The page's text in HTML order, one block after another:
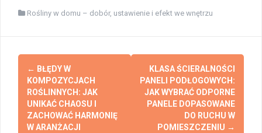
Rośliny w domu – dobór, ustawienie i efekt we wnętrzu
Post
navigation
← BŁĘDY W
KOMPOZYCJACH
ROŚLINNYCH: JAK
UNIKAĆ CHAOSU I
ZACHOWAĆ HARMONIĘ
W ARANŻACJI
KLASA ŚCIERALNOŚCI
PANELI PODŁOGOWYCH:
JAK WYBRAĆ ODPORNE
PANELE DOPASOWANE
DO RUCHU W
POMIESZCZENIU →